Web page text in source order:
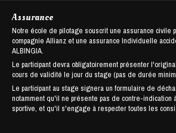
Assurance
Notre école de pilotage souscrit une assurance civile
compagnie Allianz et une assurance Individuelle
ALBINGIA.
Le participant devra obligatoirement présenter
cours de validité le jour du stage (pas de durée
Le participant au stage signera un formulaire de
notamment qu'il ne présente pas de contre-indication
sportive, et qu'il s'engage à respecter toutes les